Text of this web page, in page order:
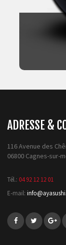
ADRESSE &
116 Avenue des
06800 Cagnes-sur-
Tél.: 04 92 12 12 01
E-mail: